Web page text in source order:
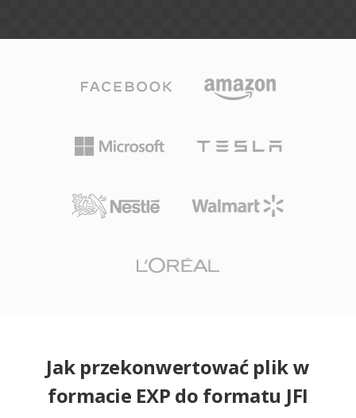
Jak przekonwertować plik w
formacie EXP do formatu JFI